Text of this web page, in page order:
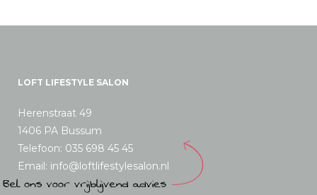
LOFT LIFESTYLE SALON
Herenstraat 49
1406 PA Bussum
Telefoon: 035 698 45 45
Email: info@loftlifestylesalon.nl